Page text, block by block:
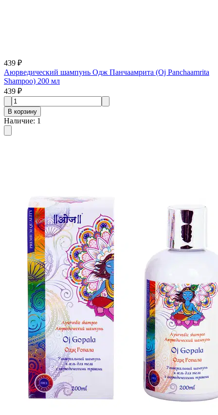
439 ₽
Аюрведический шампунь Одж Панчаамрита (Oj Panchaamrita
Shampoo) 200 мл
439 ₽
В корзину
Наличие: 1